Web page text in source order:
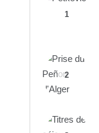
1
2